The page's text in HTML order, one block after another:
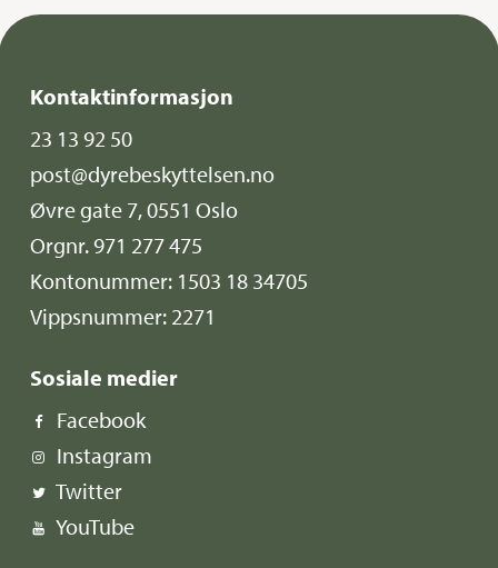
Kontaktinformasjon
23 13 92 50
post@dyrebeskyttelsen.no
Øvre gate 7, 0551 Oslo
Orgnr. 971 277 475
Kontonummer: 1503 18 34705
Vippsnummer: 2271
Sosiale medier
Facebook
Instagram
Twitter
YouTube